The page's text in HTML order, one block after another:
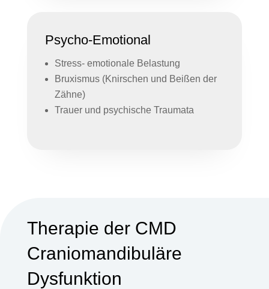
Psycho-Emotional
Stress- emotionale Belastung
Bruxismus (Knirschen und Beißen der
Zähne)
Trauer und psychische Traumata
Therapie der CMD
Craniomandibuläre
Dysfunktion